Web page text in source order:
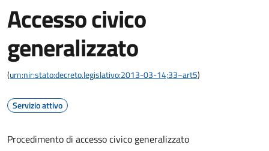
Accesso civico
generalizzato
(urn:nir:stato:decreto.legislativo:2013-03-14;33~art5)
Servizio attivo
Procedimento di accesso civico generalizzato